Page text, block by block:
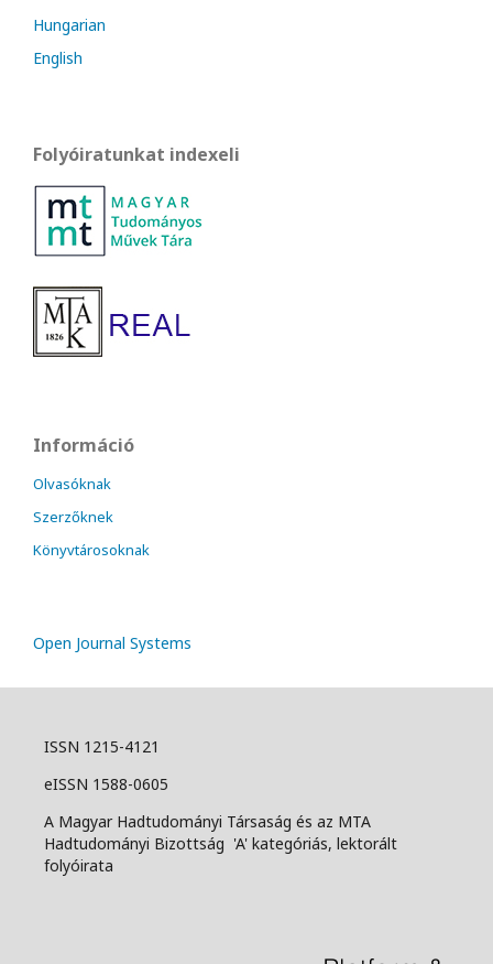
Hungarian
English
Folyóiratunkat indexeli
Információ
Olvasóknak
Szerzőknek
Könyvtárosoknak
Open Journal Systems
ISSN 1215-4121
eISSN 1588-0605
A Magyar Hadtudományi Társaság és az MTA
Hadtudományi Bizottság 'A' kategóriás, lektorált
folyóirata